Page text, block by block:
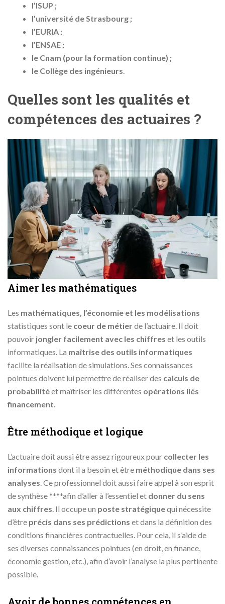
l’ISUP ;
l’université de Strasbourg ;
l’EURIA ;
l’ENSAE ;
le Cnam (pour la formation continue) ;
le Collège des ingénieurs.
Quelles sont les qualités et
compétences des actuaires ?
Aimer les mathématiques
Les mathématiques, l’économie et les modélisations
statistiques sont le coeur de métierde l’actuaire. Il doit
pouvoir jongler facilement avec les chiffres et les outils
informatiques. La maîtrise des outils informatiques
facilite la réalisation de simulations. Ses connaissances
pointues doivent lui permettre de réaliser des calculs de
probabilitéet maîtriser les différentes opérations liés
financement.
Être méthodique et logique
L’actuaire doit aussi être assez rigoureux pour collecter les
informations dont il a besoin et être méthodique dans ses
analyses. Ce professionnel doit aussi faire appel à son esprit
de synthèse ****afin d’aller à l’essentiel et donner du sens
aux chiffres. Il occupe un poste stratégiquequi nécessite
d’être précis dans ses prédictions et dans la définition des
conditions financières contractuelles. Pour cela, il s’aide de
ses diverses connaissances pointues (en droit, en finance,
économie gestion, etc.), afin d’avoir l’analyse la plus pertinente
possible.